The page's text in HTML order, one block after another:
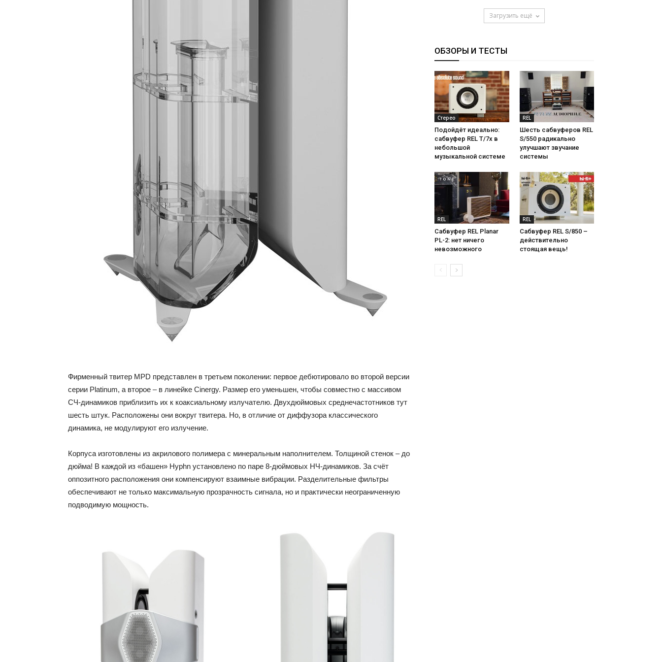
Фирменный твитер MPD представлен в третьем поколении: первое дебютировало во второй версии
серии Platinum, а второе – в линейке Cinergy. Размер его уменьшен, чтобы совместно с массивом
СЧ-динамиков приблизить их к коаксиальному излучателю. Двухдюймовых среднечастотников тут
шесть штук. Расположены они вокруг твитера. Но, в отличие от диффузора классического
динамика, не модулируют его излучение.
Корпуса изготовлены из акрилового полимера с минеральным наполнителем. Толщиной стенок – до
дюйма! В каждой из «башен» Hyphn установлено по паре 8-дюймовых НЧ-динамиков. За счёт
оппозитного расположения они компенсируют взаимные вибрации. Разделительные фильтры
обеспечивают не только максимальную прозрачность сигнала, но и практически неограниченную
подводимую мощность.
Загрузить ещё
ОБЗОРЫ И ТЕСТЫ
Стерео
Подойдёт идеально:
сабвуфер REL T/7x в
небольшой
музыкальной системе
REL
Шесть сабвуферов REL
S/550 радикально
улучшают звучание
системы
REL
Сабвуфер REL Planar
PL-2: нет ничего
невозможного
REL
Сабвуфер REL S/850 –
действительно
стоящая вещь!